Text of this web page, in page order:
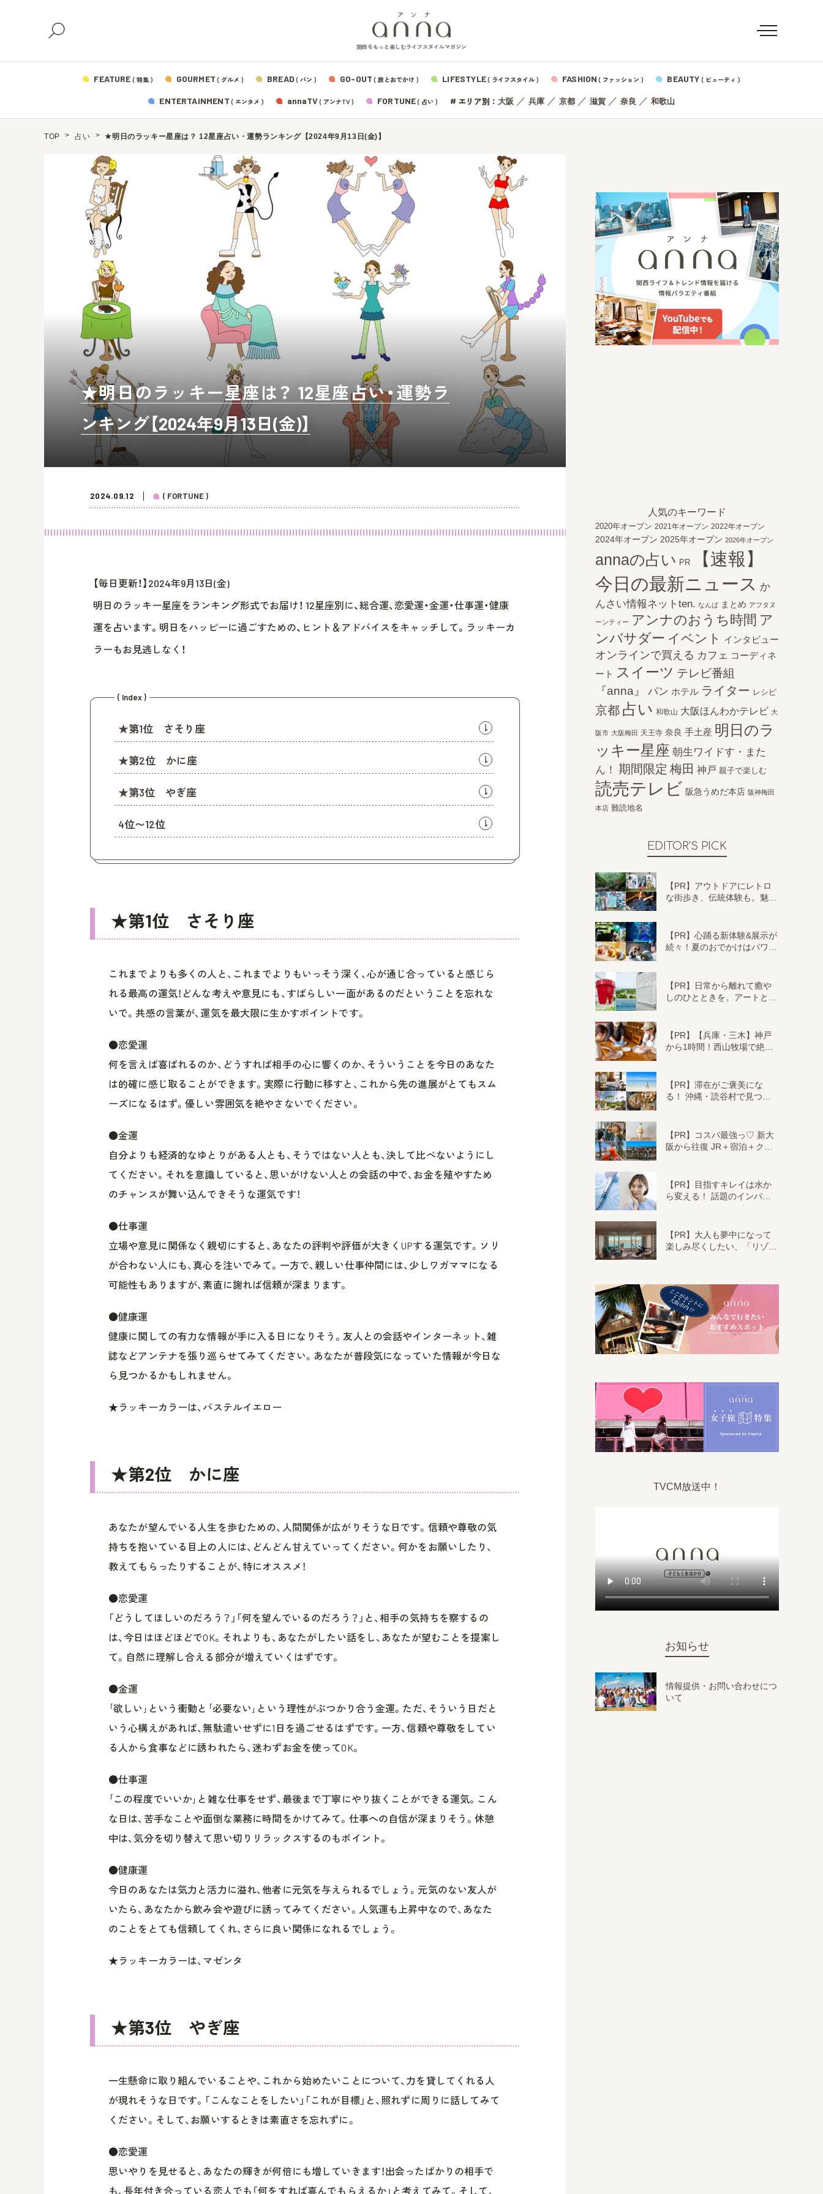
関西をもっと楽しむライフスタイルマガジン
FEATURE ( 特集 ) GOURMET ( グルメ ) BREAD ( パン ) GO-OUT ( 旅とおでかけ ) LIFESTYLE( ライフスタイル ) FASHION ( ファッション ) BEAUTY ( ビューティ )
ENTERTAINMENT ( エンタメ ) annaTV( アンナTV ) FORTUNE( 占い ) # エリア別： 大阪 ／ 兵庫／ 京都／ 滋賀／ 奈良 ／ 和歌山
TOP 占い ★明日のラッキー星座は？ 12星座占い・運勢ランキング【2024年9月13日(金)】
★明日のラッキー星座は？ 12星座占い・運勢ラ
ンキング【2024年9月13日(金)】
2024.09.12 ( FORTUNE )
【毎日更新！】2024年9月13日(金)
明日のラッキー星座をランキング形式でお届け！ 12星座別に、総合運、恋愛運・金運・仕事運・健康
運を占います。明日をハッピーに過ごすための、ヒント＆アドバイスをキャッチして。ラッキーカ
ラーもお見逃しなく！
( Index )
★第1位 さそり座
★第2位 かに座
★第3位 やぎ座
4位〜12位
★第1位 さそり座
これまでよりも多くの人と、これまでよりもいっそう深く、心が通じ合っていると感じら
れる最高の運気！どんな考えや意見にも、すばらしい一面があるのだということを忘れな
いで。共感の言葉が、運気を最大限に生かすポイントです。
●恋愛運
何を言えば喜ばれるのか、どうすれば相手の心に響くのか、そういうことを今日のあなた
は的確に感じ取ることができます。実際に行動に移すと、これから先の進展がとてもスム
ーズになるはず。優しい雰囲気を絶やさないでください。
●金運
自分よりも経済的なゆとりがある人とも、そうではない人とも、決して比べないようにし
てください。それを意識していると、思いがけない人との会話の中で、お金を殖やすため
のチャンスが舞い込んできそうな運気です！
●仕事運
立場や意見に関係なく親切にすると、あなたの評判や評価が大きくUPする運気です。ソリ
が合わない人にも、真心を注いでみて。一方で、親しい仕事仲間には、少しワガママになる
可能性もありますが、素直に謝れば信頼が深まります。
●健康運
健康に関しての有力な情報が手に入る日になりそう。友人との会話やインターネット、雑
誌などアンテナを張り巡らせてみてください。あなたが普段気になっていた情報が今日な
ら見つかるかもしれません。
★ラッキーカラーは、パステルイエロー
★第2位 かに座
あなたが望んでいる人生を歩むための、人間関係が広がりそうな日です。信頼や尊敬の気
持ちを抱いている目上の人には、どんどん甘えていってください。何かをお願いしたり、
教えてもらったりすることが、特にオススメ！
●恋愛運
「どうしてほしいのだろう？」「何を望んでいるのだろう？」と、相手の気持ちを察するの
は、今日はほどほどでOK。それよりも、あなたがしたい話をし、あなたが望むことを提案し
て。自然に理解し合える部分が増えていくはずです。
●金運
｢欲しい｣という衝動と｢必要ない｣という理性がぶつかり合う金運。ただ、そういう日だと
いう心構えがあれば、無駄遣いせずに1日を過ごせるはずです。一方、信頼や尊敬をしてい
る人から食事などに誘われたら、迷わずお金を使ってOK。
●仕事運
｢この程度でいいか｣と雑な仕事をせず、最後まで丁寧にやり抜くことができる運気。こん
な日は、苦手なことや面倒な業務に時間をかけてみて。仕事への自信が深まりそう。休憩
中は、気分を切り替えて思い切りリラックスするのもポイント。
●健康運
今日のあなたは気力と活力に溢れ、他者に元気を与えられるでしょう。元気のない友人が
いたら、あなたから飲み会や遊びに誘ってみてください。人気運も上昇中なので、あなた
のことをとても信頼してくれ、さらに良い関係になれるでしょう。
★ラッキーカラーは、マゼンタ
★第3位 やぎ座
一生懸命に取り組んでいることや、これから始めたいことについて、力を貸してくれる人
が現れそうな日です。「こんなことをしたい」「これが目標」と、照れずに周りに話してみて
ください。そして、お願いするときは素直さを忘れずに。
●恋愛運
思いやりを見せると、あなたの輝きが何倍にも増していきます！出会ったばかりの相手で
も、長年付き合っている恋人でも「何をすれば喜んでもらえるか」と考えてみて。そして、
人気のキーワード
2020年オープン 2021年オープン 2022年オープン
2024年オープン 2025年オープン 2026年オープン
annaの占い PR
【速報】
今日の最新ニュース か
んさい情報ネットten. なんば まとめ アフタヌ
ーンティー アンナのおうち時間 ア
ンバサダー イベント インタビュー
オンラインで買える カフェ コーディネ
ート
スイーツ テレビ番組
『anna』
パン ホテル ライター レシピ
京都 占い 和歌山 大阪ほんわかテレビ 大
阪市 大阪梅田 天王寺 奈良 手土産 明日のラ
ッキー星座 朝生ワイドす・また
ん！ 期間限定 梅田 神戸 親子で楽しむ
読売テレビ 阪急うめだ本店 阪神梅田
本店 難読地名
EDITOR'S PICK
【PR】アウトドアにレトロ
な街歩き、伝統体験も。魅…
【PR】心踊る新体験&展示が
続々！夏のおでかけはパワ…
【PR】日常から離れて癒や
しのひとときを。アートと…
【PR】【兵庫・三木】神戸
から1時間！西山牧場で絶…
【PR】滞在がご褒美にな
る！ 沖縄・読谷村で見つ…
【PR】コスパ最強っ♡ 新大
阪から往復 JR＋宿泊＋ク…
【PR】目指すキレイは水か
ら変える！ 話題のインバ…
【PR】大人も夢中になって
楽しみ尽くしたい、「リゾ…
TVCM放送中！
お知らせ
情報提供・お問い合わせにつ
いて